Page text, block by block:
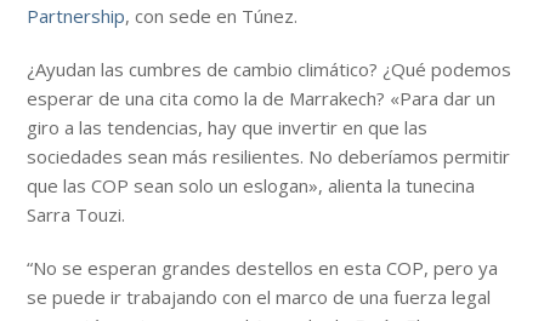
Partnership, con sede en Túnez.
¿Ayudan las cumbres de cambio climático? ¿Qué podemos
esperar de una cita como la de Marrakech? «Para dar un
giro a las tendencias, hay que invertir en que las
sociedades sean más resilientes. No deberíamos permitir
que las COP sean solo un eslogan», alienta la tunecina
Sarra Touzi.
“No se esperan grandes destellos en esta COP, pero ya
se puede ir trabajando con el marco de una fuerza legal